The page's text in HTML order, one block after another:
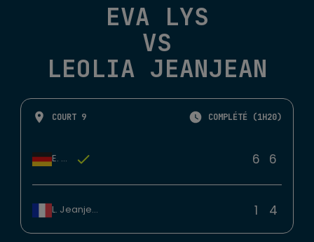
EVA LYS
VS
LEOLIA JEANJEAN
COURT 9 COMPLÉTÉ (1H20)
E. Lys 6 6
L. Jeanjean 1 4